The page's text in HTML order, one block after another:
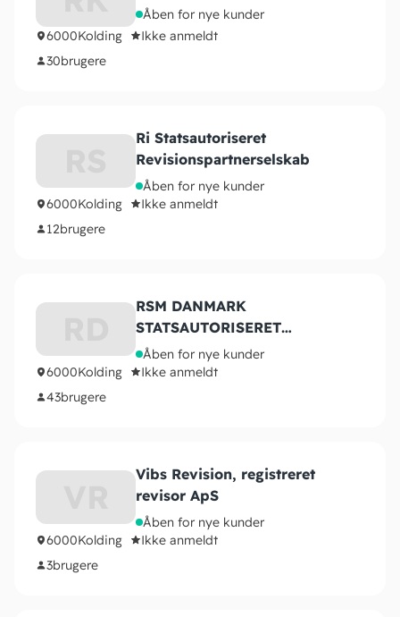
Åben for nye kunder
6000Kolding
Ikke anmeldt
30brugere
Ri Statsautoriseret
Revisionspartnerselskab
Åben for nye kunder
6000Kolding
Ikke anmeldt
12brugere
RSM DANMARK
STATSAUTORISERET
REVISIONSPARTNERSELSKAB
Åben for nye kunder
6000Kolding
Ikke anmeldt
43brugere
Vibs Revision, registreret
revisor ApS
Åben for nye kunder
6000Kolding
Ikke anmeldt
3brugere